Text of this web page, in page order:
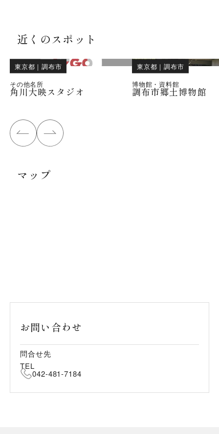
近くのスポット
東京都 ｜調布市
その他名所
角川大映スタジオ
東京都 ｜調布市
博物館・資料館
調布市郷土博物館
マップ
お問い合わせ
問合せ先
TEL
042-481-7184